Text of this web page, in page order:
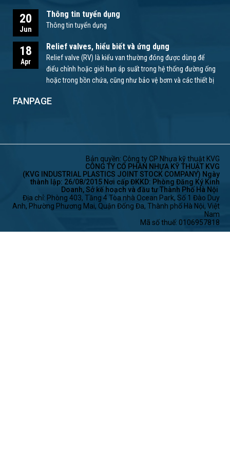
20
Jun
Thông tin tuyển dụng
Thông tin tuyển dụng
18
Apr
Relief valves, hiểu biết và ứng dụng
Relief valve (RV) là kiểu van thường đóng được dùng để
điểu chỉnh hoặc giới hạn áp suất trong hệ thống đường ống
hoặc trong bồn chứa, cũng như bảo vệ bơm và các thiết bị
FANPAGE
Bản quyền: Công ty CP Nhựa kỹ thuật KVG
CÔNG TY CỔ PHẦN NHỰA KỸ THUẬT KVG
(KVG INDUSTRIAL PLASTICS JOINT STOCK COMPANY) Ngày
thành lập: 26/08/2015 Nơi cấp ĐKKD: Phòng Đăng Ký Kinh
Doanh, Sở kế hoạch và đầu tư Thành Phố Hà Nội
Địa chỉ: Phòng 403, Tầng 4 Tòa nhà Ocean Park, Số 1 Đào Duy
Anh, Phường Phương Mai, Quận Đống Đa, Thành phố Hà Nội, Việt
Nam
Mã số thuế: 0106957818